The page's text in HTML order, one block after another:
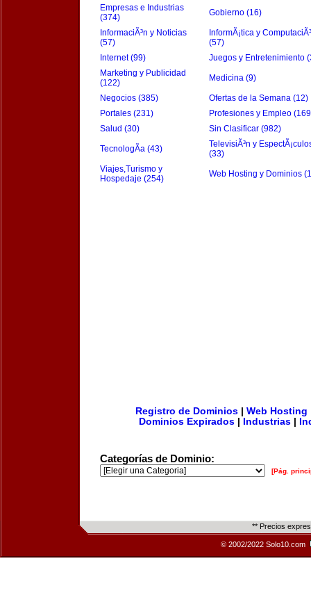
Empresas e Industrias
(374)
Gobierno (16)
InformaciÃ³n y Noticias
(57)
InformÃ¡tica y
(57)
Internet (99)
Juegos y Entretenimiento
Marketing y Publicidad
(122)
Medicina (9)
Negocios (385)
Ofertas de la Semana (12)
Portales (231)
Profesiones y Empleo
Salud (30)
Sin Clasificar (982)
TecnologÃ­a (43)
TelevisiÃ³n y
(33)
Viajes,Turismo y
Hospedaje (254)
Web Hosting y Dominios
Registro de Dominios| Web Hosting
Dominios Expirados
Industrias
Categorías de Dominio:
[Pág.
** Precios
© 2002/2022 Solo10.com